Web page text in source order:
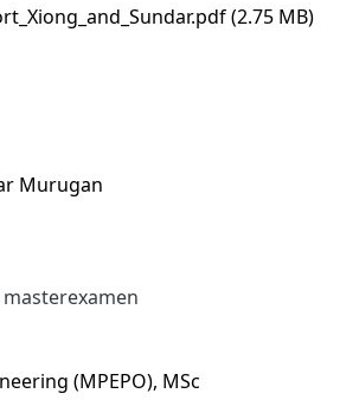
(2.75 MB)
Murugan
(MPEPO), MSc